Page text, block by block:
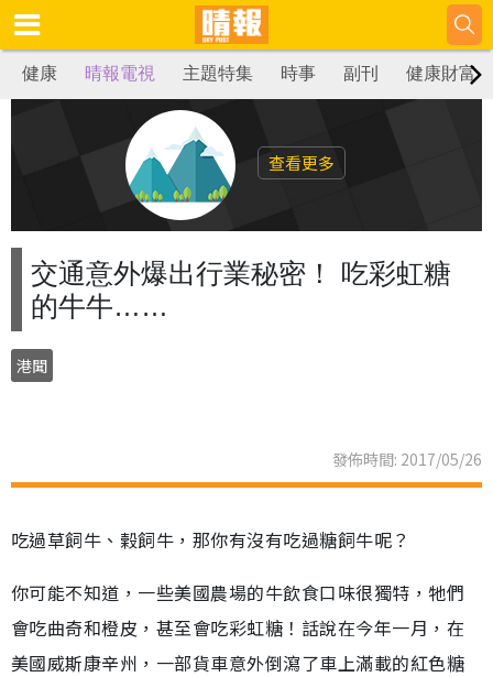
健康 晴報電視 主題特集 時事 副刊 健康財富
查看更多
交通意外爆出行業秘密！ 吃彩虹糖
的牛牛……
港聞
發佈時間: 2017/05/26
吃過草飼牛、榖飼牛，那你有沒有吃過糖飼牛呢？
你可能不知道，一些美國農場的牛飲食口味很獨特，牠們
會吃曲奇和橙皮，甚至會吃彩虹糖！話說在今年一月，在
美國威斯康辛州，一部貨車意外倒瀉了車上滿載的紅色糖